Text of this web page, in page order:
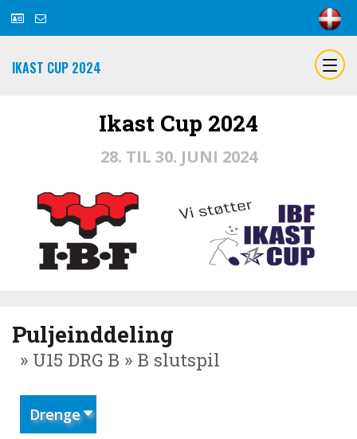
IKAST CUP 2024
Ikast Cup 2024
28. TIL 30. JUNI 2024
Puljeinddeling
» U15 DRG B » B slutspil
Drenge